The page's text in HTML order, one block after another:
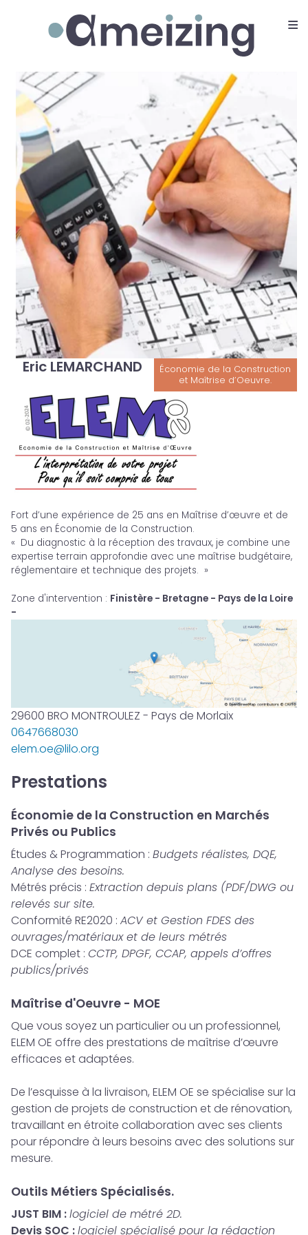
Ameizing
≡
Eric LEMARCHAND
Économie de la Construction
et Maîtrise d’Oeuvre.
Fort d’une expérience de 25 ans en Maîtrise d’œuvre et de
5 ans en Économie de la Construction.
« Du diagnostic à la réception des travaux, je combine une
expertise terrain approfondie avec une maîtrise budgétaire,
réglementaire et technique des projets. »
Zone d'intervention : Finistère - Bretagne - Pays de la Loire
-
29600 BRO MONTROULEZ - Pays de Morlaix
0647668030
elem.oe@lilo.org
Prestations
Économie de la Construction en Marchés
Privés ou Publics
Études & Programmation :Budgets réalistes, DQE,
Analyse des besoins.
Métrés précis :Extraction depuis plans (PDF/DWG ou
relevés sur site.
Conformité RE2020 :ACV et Gestion FDES des
ouvrages/matériaux et de leurs métrés
DCE complet :CCTP, DPGF, CCAP, appels d’offres
publics/privés
Maîtrise d'Oeuvre - MOE
Que vous soyez un particulier ou un professionnel,
ELEM OE offre des prestations de maîtrise d’œuvre
efficaces et adaptées.
De l’esquisse à la livraison, ELEM OE se spécialise sur la
gestion de projets de construction et de rénovation,
travaillant en étroite collaboration avec ses clients
pour répondre à leurs besoins avec des solutions sur
mesure.
Outils Métiers Spécialisés.
JUST BIM :logiciel de métré 2D.
Devis SOC :logiciel spécialisé pour la rédaction